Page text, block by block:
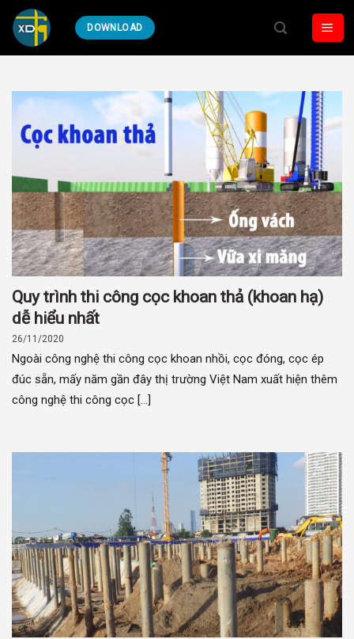
Skip
content
DOWNLOAD
Quy trình thi công cọc khoan thả (khoan hạ)
dễ hiểu nhất
26/11/2020
Ngoài công nghệ thi công cọc khoan nhồi, cọc đóng, cọc ép
đúc sẵn, mấy năm gần đây thị trường Việt Nam xuất hiện thêm
công nghệ thi công cọc [...]